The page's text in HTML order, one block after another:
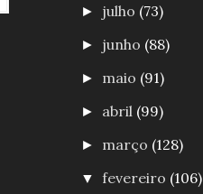
► julho (73)
► junho (88)
► maio (91)
► abril (99)
► março (128)
▼ fevereiro (106)